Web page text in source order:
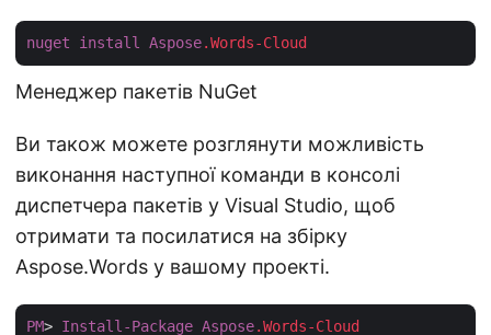
nuget install Aspose.Words-Cloud
Менеджер пакетів NuGet
Ви також можете розглянути можливість
виконання наступної команди в консолі
диспетчера пакетів у Visual Studio, щоб
отримати та посилатися на збірку
Aspose.Words у вашому проекті.
PM> Install-Package Aspose.Words-Cloud